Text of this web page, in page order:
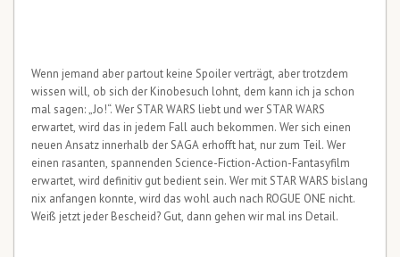
Wenn jemand aber partout keine Spoiler verträgt, aber trotzdem
wissen will, ob sich der Kinobesuch lohnt, dem kann ich ja schon
mal sagen: „Jo!“. Wer STAR WARS liebt und wer STAR WARS
erwartet, wird das in jedem Fall auch bekommen. Wer sich einen
neuen Ansatz innerhalb der SAGA erhofft hat, nur zum Teil. Wer
einen rasanten, spannenden Science-Fiction-Action-Fantasyfilm
erwartet, wird definitiv gut bedient sein. Wer mit STAR WARS bislang
nix anfangen konnte, wird das wohl auch nach ROGUE ONE nicht.
Weiß jetzt jeder Bescheid? Gut, dann gehen wir mal ins Detail.